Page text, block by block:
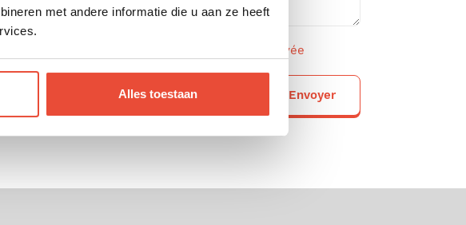
met andere informatie die u aan ze heeft
Alles toestaan
réglementation de protection de la vie privée
Envoyer